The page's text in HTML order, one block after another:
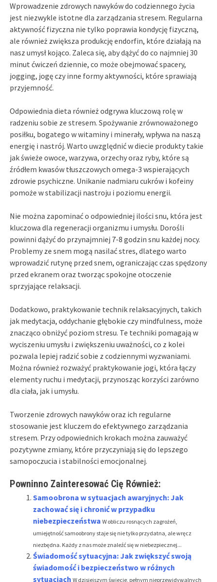
Wprowadzenie zdrowych nawyków do codziennego życia
jest niezwykle istotne dla zarządzania stresem. Regularna
aktywność fizyczna nie tylko poprawia kondycję fizyczną,
ale również zwiększa produkcję endorfin, które działają na
nasz umysł kojąco. Zaleca się, aby dążyć do co najmniej 30
minut ćwiczeń dziennie, co może obejmować spacery,
jogging, jogę czy inne formy aktywności, które sprawiają
przyjemność.
Odpowiednia dieta również odgrywa kluczową rolę w
radzeniu sobie ze stresem. Spożywanie zrównoważonego
posiłku, bogatego w witaminy i minerały, wpływa na naszą
energię i nastrój. Warto uwzględnić w diecie produkty takie
jak świeże owoce, warzywa, orzechy oraz ryby, które są
źródłem kwasów tłuszczowych omega-3 wspierających
zdrowie psychiczne. Unikanie nadmiaru cukrów i kofeiny
pomoże w stabilizacji nastroju i poziomu energii.
Nie można zapominać o odpowiedniej ilości snu, która jest
kluczowa dla regeneracji organizmu i umysłu. Dorośli
powinni dążyć do przynajmniej 7-8 godzin snu każdej nocy.
Problemy ze snem mogą nasilać stres, dlatego warto
wprowadzić rutynę przed snem, ograniczając czas spędzony
przed ekranem oraz tworząc spokojne otoczenie
sprzyjające relaksacji.
Dodatkowo, praktykowanie technik relaksacyjnych, takich
jak medytacja, oddychanie głębokie czy mindfulness, może
znacząco obniżyć poziom stresu. Te techniki pomagają w
wyciszeniu umysłu i zwiększeniu uważności, co z kolei
pozwala lepiej radzić sobie z codziennymi wyzwaniami.
Można również rozważyć praktykowanie jogi, która łączy
elementy ruchu i medytacji, przynosząc korzyści zarówno
dla ciała, jak i umysłu.
Tworzenie zdrowych nawyków oraz ich regularne
stosowanie jest kluczem do efektywnego zarządzania
stresem. Przy odpowiednich krokach można zauważyć
pozytywne zmiany, które przyczyniają się do lepszego
samopoczucia i stabilności emocjonalnej.
Powninno Zainteresować Cię Również:
Samoobrona w sytuacjach awaryjnych: Jak
zachować się i chronić w przypadku
niebezpieczeństwa W obliczu rosnących zagrożeń,
umiejętność samoobrony staje się nie tylko przydatna, ale wręcz
niezbędna. Każdy z nas może znaleźć się w niebezpiecznej...
Świadomość sytuacyjna: Jak zwiększyć swoją
świadomość i bezpieczeństwo w różnych
sytuacjach W dzisiejszym świecie, pełnym nieprzewidywalnych